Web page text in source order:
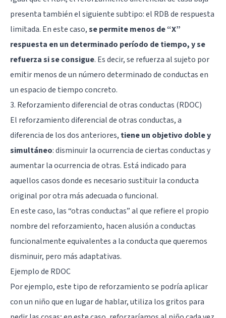
presenta también el siguiente subtipo: el RDB de respuesta
limitada. En este caso,se permite menos de “X”
respuesta en un determinado período de tiempo, y se
refuerza si se consigue. Es decir, se refuerza al sujeto por
emitir menos de un número determinado de conductas en
un espacio de tiempo concreto.
3. Reforzamiento diferencial de otras conductas (RDOC)
El reforzamiento diferencial de otras conductas, a
diferencia de los dos anteriores, tiene un objetivo doble y
simultáneo: disminuir la ocurrencia de ciertas conductas y
aumentar la ocurrencia de otras. Está indicado para
aquellos casos donde es necesario sustituir la conducta
original por otra más adecuada o funcional.
En este caso, las “otras conductas” al que refiere el propio
nombre del reforzamiento, hacen alusión a conductas
funcionalmente equivalentes a la conducta que queremos
disminuir, pero más adaptativas.
Ejemplo de RDOC
Por ejemplo, este tipo de reforzamiento se podría aplicar
con un niño que en lugar de hablar, utiliza los gritos para